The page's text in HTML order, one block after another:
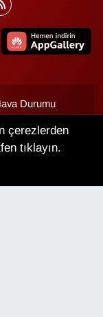
Durumu
Yoğunluk
çerezlerden
tıklayın.